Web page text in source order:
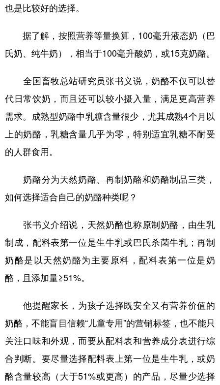
也是比较好的选择。
据了解，按照营养等量换算，100毫升液态奶（巴
氏奶、纯牛奶），相当于100毫升酸奶，或15克奶酪。
全国畜牧总站研究员张书义说，奶酪不仅可以替
代日常饮奶，而且还可以较小摄入量，满足更高营养
需求。成熟型奶酪中乳糖含量很少，尤其成熟4个月以
上的奶酪，乳糖含量几乎为零，特别适宜乳糖不耐受
的人群食用。
奶酪分为天然奶酪、再制奶酪和奶酪制品三类，
如何选择适合自己的奶酪种类呢？
张书义介绍说，天然奶酪也称原制奶酪，由生乳
制成，配料表第一位是生牛乳或巴氏杀菌牛乳；再制
奶酪是以天然奶酪为主要原料，配料表第一位是奶
酪，且添加量≥51%。
他提醒家长，为孩子选择既安全又有营养价值的
奶酪，不能盲目信赖“儿童专用”的营销标签，也不能只
关注口味和外观，而要从配料表和营养成分表进行综
合判断。要尽量选择配料表上第一位是生牛乳，或奶
酪含量较高（大于51%或更高）的产品，尽量少选择